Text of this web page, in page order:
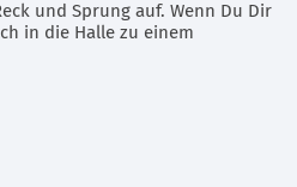
und Sprung auf. Wenn Du Dir
in die Halle zu einem